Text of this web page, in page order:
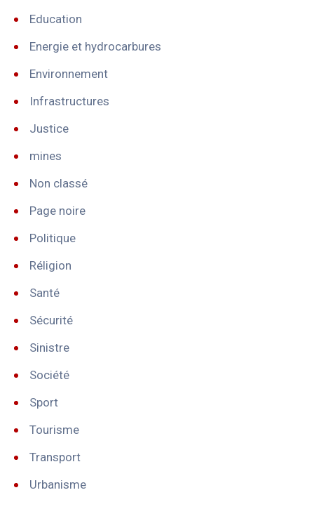
Education
Energie et hydrocarbures
Environnement
Infrastructures
Justice
mines
Non classé
Page noire
Politique
Réligion
Santé
Sécurité
Sinistre
Société
Sport
Tourisme
Transport
Urbanisme